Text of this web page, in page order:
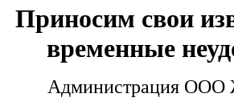
Приносим свои
временные
Администрация